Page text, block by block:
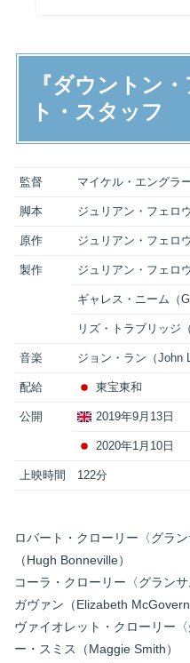
『ダウントン
ト・スタッフ
監督 マイケル・エングラ
脚本 ジュリアン・フェロ
原作 ジュリアン・フェロ
製作 ジュリアン・フェロ
ギャレス・ニーム（
リズ・トラブリッジ
音楽 ジョン・ラン（John
配給 東宝東和
公開 2019年9月13日
2020年1月10日
上映時間 122分
ロバート・クローリー〈グラ
（Hugh Bonneville）
コーラ・クローリー〈グラン
ガヴァン（Elizabeth McGovern
ヴァイオレット・クローリー
ー・スミス（Maggie Smith）